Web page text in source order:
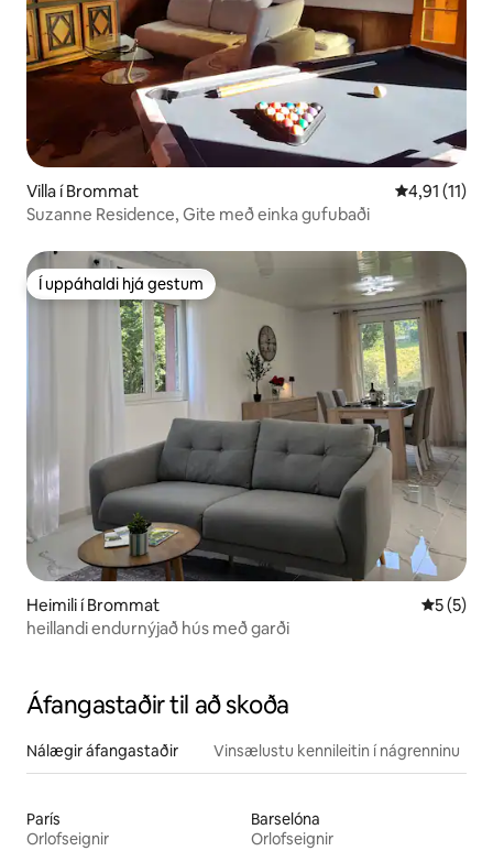
Villa í Brommat 4,91 af 5 í
4,91 (11)
Suzanne Residence, Gite með einka gufubaði
Í uppáhaldi hjá gestum
Í uppáhaldi hjá gestum
Heimili í Brommat 5 af 5 í
5 (5)
heillandi endurnýjað hús með garði
Áfangastaðir til að skoða
Nálægir áfangastaðir Vinsælustu kennileitin í nágrenninu
París
Orlofseignir
Barselóna
Orlofseignir